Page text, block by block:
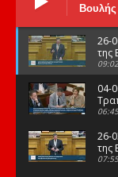
Βουλής
26-
της
09:02
04-
06:45
26-
της
07:55